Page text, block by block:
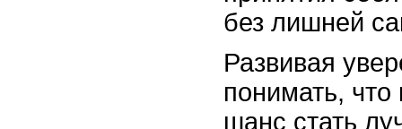
без лишней
Развивая
понимать,
шанс стать